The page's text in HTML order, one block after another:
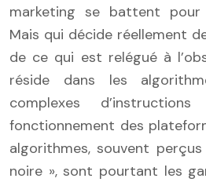
marketing se battent pour
Mais qui décide réellement
de ce qui est relégué à
réside dans les
complexes
fonctionnement des
algorithmes, souvent
noire », sont pourtant les